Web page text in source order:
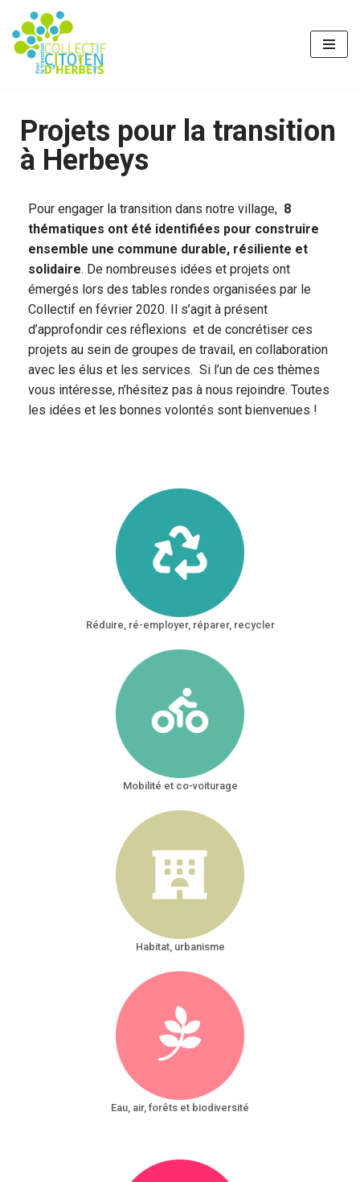
Aller
Projets pour la transition
à Herbeys
Pour engager la transition dans notre village, 8
thématiques ont été identifiées pour construire
ensemble une commune durable, résiliente et
solidaire. De nombreuses idées et projets ont
émergés lors des tables rondes organisées par le
Collectif en février 2020. Il s’agit à présent
d’approfondir ces réflexions et de concrétiser ces
projets au sein de groupes de travail, en collaboration
avec les élus et les services. Si l’un de ces thèmes
vous intéresse, n’hésitez pas à nous rejoindre. Toutes
les idées et les bonnes volontés sont bienvenues !
Réduire, ré-employer, réparer, recycler
Mobilité et co-voiturage
Habitat, urbanisme
Eau, air, forêts et biodiversité